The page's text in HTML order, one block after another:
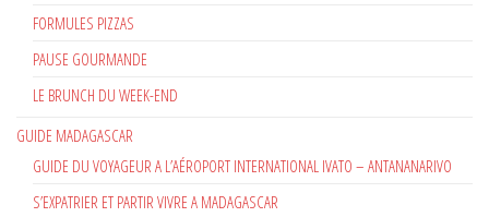
FORMULES PIZZAS
PAUSE GOURMANDE
LE BRUNCH DU WEEK-END
GUIDE MADAGASCAR
GUIDE DU VOYAGEUR A L’AÉROPORT INTERNATIONAL IVATO – ANTANANARIVO
S’EXPATRIER ET PARTIR VIVRE A MADAGASCAR